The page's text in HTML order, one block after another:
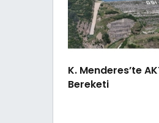
K. Menderes’te
Bereketi